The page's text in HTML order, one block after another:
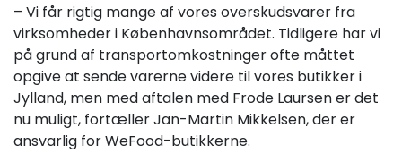
– Vi får rigtig mange af vores overskudsvarer fra
virksomheder i Københavnsområdet. Tidligere har vi
på grund af transportomkostninger ofte måttet
opgive at sende varerne videre til vores butikker i
Jylland, men med aftalen med Frode Laursen er det
nu muligt, fortæller Jan-Martin Mikkelsen, der er
ansvarlig for WeFood-butikkerne.